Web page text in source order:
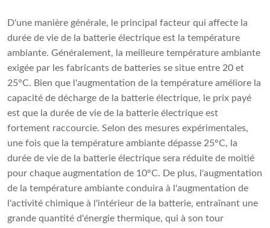
D'une manière générale, le principal facteur qui affecte la
durée de vie de la batterie électrique est la température
ambiante. Généralement, la meilleure température ambiante
exigée par les fabricants de batteries se situe entre 20 et
25°C. Bien que l'augmentation de la température améliore la
capacité de décharge de la batterie électrique, le prix payé
est que la durée de vie de la batterie électrique est
fortement raccourcie. Selon des mesures expérimentales,
une fois que la température ambiante dépasse 25°C, la
durée de vie de la batterie électrique sera réduite de moitié
pour chaque augmentation de 10°C. De plus, l'augmentation
de la température ambiante conduira à l'augmentation de
l'activité chimique à l'intérieur de la batterie, entraînant une
grande quantité d'énergie thermique, qui à son tour